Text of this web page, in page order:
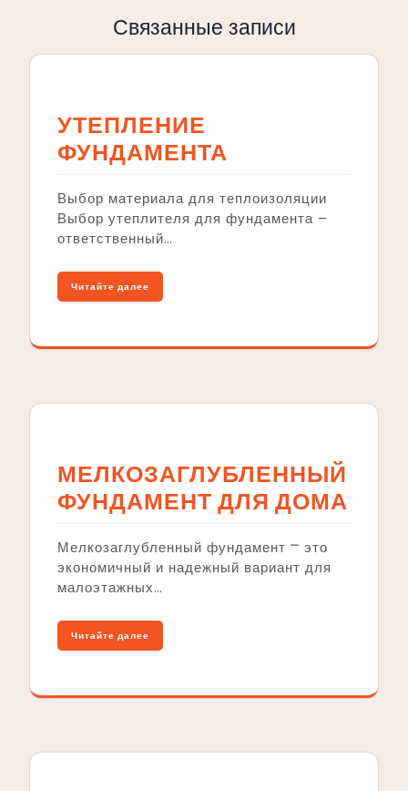
Связанные записи
УТЕПЛЕНИЕ
ФУНДАМЕНТА
Выбор материала для теплоизоляции
Выбор утеплителя для фундамента –
ответственный…
Читайте далее
МЕЛКОЗАГЛУБЛЕННЫЙ
ФУНДАМЕНТ ДЛЯ ДОМА
Мелкозаглубленный фундамент ⎻ это
экономичный и надежный вариант для
малоэтажных…
Читайте далее